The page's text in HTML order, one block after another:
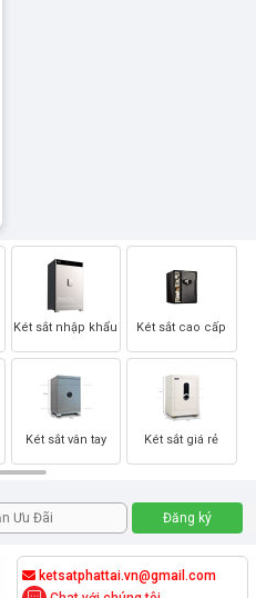
Két sắt nhập khẩu
Két sắt vân tay
Két sắt cao cấp
Két sắt giá rẻ
ketsatphattai.vn@gmail.com